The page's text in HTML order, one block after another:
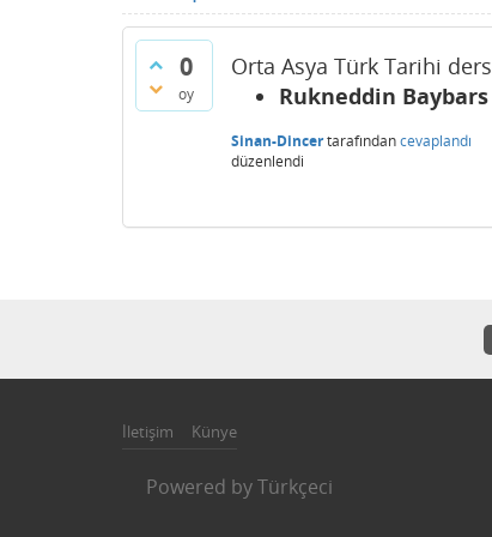
0
oy
Orta Asya Türk Tarihi
Rukneddin Baybars
Sinan-Dincertarafındancevaplandı
düzenlendi
İletişim Künye
Powered byTürkçeci